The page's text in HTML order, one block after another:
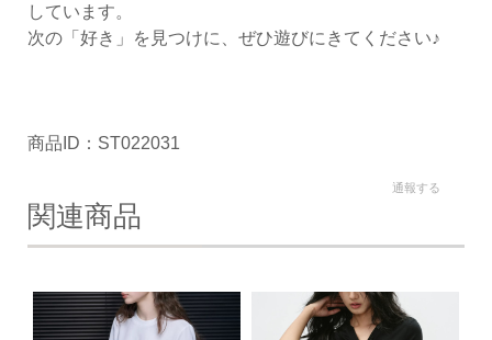
しています。
次の「好き」を見つけに、ぜひ遊びにきてください♪
商品ID：ST022031
通報する
関連商品